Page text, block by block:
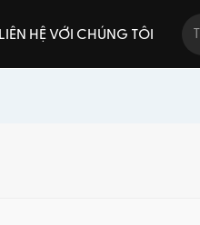
LIÊN HỆ VỚI CHÚNG TÔI